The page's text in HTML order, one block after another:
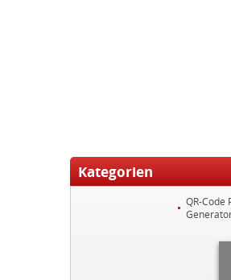
Kategorien
QR-Code